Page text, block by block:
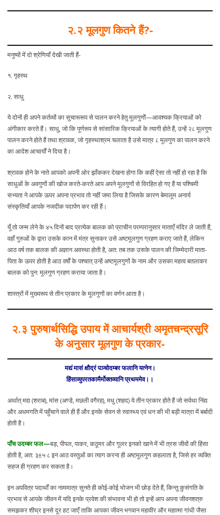
२.२ मूलगुण कितने हैं?-
मनुष्यों में दो श्रेणियाँ देखी जाती हैं-
१. गृहस्थ
२. साधु
ये दोनों ही अपने कर्तव्यों का सुचारूरूप से पालन करने हेतु मूलगुणोें—आवश्यक क्रियाओं को
अंगीकार करते हैं। साधु, जो कि पूर्णरूप से सांसारिक क्रियाओं के त्यागी होते हैं, उन्हें २८ मूलगुण
पालन करने होते हैं तथा श्रावक, जो गृहस्थाश्रम चलाता है उसे मात्र ८ मूलगुण का पालन करने
का आदेश आचार्यों ने दिया है।
श्रावक होने के नाते आपको अपनी ओर झाँककर देखना होगा कि कहीं ऐसा तो नहीं हो रहा है कि
साधुओं के अवगुणों की खोज करते-करते आप अपने मूलगुणों से विरहित हो गए हैं या पश्चिमी
सभ्यता ने आपके ऊपर अपना प्रभाव तो नहीं जमा लिया है जिसके कारण बेमालूम अनार्य
संस्कृतियाँ आपके नजदीक पदार्पण कर रही हैं।
यूँ तो जन्म लेने के ४५ दिनों बाद प्रत्येक बालक को प्राचीन परम्परानुसार माताएँ मंदिर ले जाती हैं,
वहाँ गुरुओं के द्वारा उसके कान में मंत्र सुनाकर उसे अष्टमूलगुण ग्रहण कराए जाते हैं, लेकिन
आठ वर्ष तक बालक की अज्ञान अवस्था होती है, अत: तब तक उसके पालन की जिम्मेदारी माता-
पिता के ऊपर होती है आठ वर्षों के पश्चात् उन्हें अष्टमूलगुणों के नाम और उसका महत्व बतलाकर
बालक को पुन: मूलगुण ग्रहण कराया जाता है।
शास्त्रों में मुख्यरूप से तीन प्रकार के मूलगुणों का वर्णन आता है।
२.३ पुरुषार्थसिद्धि उपाय में आचार्यश्री अमृतचन्द्रसूरि
के अनुसार मूलगुण के प्रकार-
मद्यं मासं क्षौद्रं पञ्चोदम्बर फलानि यत्नेन।
हिंसाव्युपरतकामैर्मोक्तव्यानि प्रथममेव।।
अर्थात् मद्य (शराब), मांस (अण्डे, मछली वगैरह), मधु (शहद) ये तीन प्रकार होते हैं जो सर्वथा निंद्य
और अधमगति में पहुँचाने वाले ही हैं और इनके सेवन से स्वास्थ्य एवं धन की भी बड़ी मात्रा में बर्बादी
होती है।
पाँच उदम्बर फल—बड़, पीपल, पाकर, कठूमर और गूलर इनको खाने में भी त्रस जीवों की हिंसा
होती है, अत: ३±५·८ इन आठ वस्तुओं का त्याग करना ही अष्टमूलगुण कहलाता है, जिसे हर व्यक्ति
सहज ही ग्रहण कर सकता है।
इन अपवित्र पदार्थों का नाममात्र सुनते ही कोई-कोई भोजन भी छोड़ देते हैं, किन्तु कुसंगति के
प्रभाव से आपके जीवन में यदि इनके प्रवेश की संभावना भी हो तो इन्हें आप अपना जीवनशत्रु
समझकर शीघ्र इनसे दूर हट जाएँ ताकि आपका जीवन भगवान महावीर और महात्मा गांधी जैसा